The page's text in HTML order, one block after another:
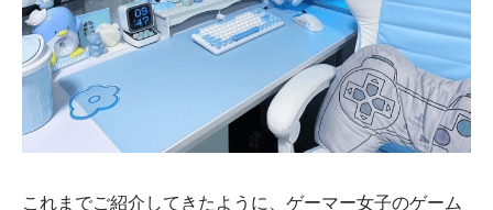
これまでご紹介してきたように、ゲーマー女子のゲーム